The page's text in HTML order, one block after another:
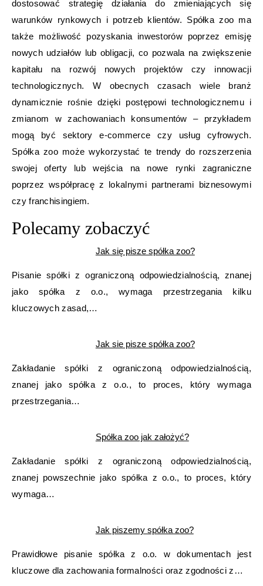
dostosować strategię działania do zmieniających się
warunków rynkowych i potrzeb klientów. Spółka zoo ma
także możliwość pozyskania inwestorów poprzez emisję
nowych udziałów lub obligacji, co pozwala na zwiększenie
kapitału na rozwój nowych projektów czy innowacji
technologicznych. W obecnych czasach wiele branż
dynamicznie rośnie dzięki postępowi technologicznemu i
zmianom w zachowaniach konsumentów – przykładem
mogą być sektory e-commerce czy usług cyfrowych.
Spółka zoo może wykorzystać te trendy do rozszerzenia
swojej oferty lub wejścia na nowe rynki zagraniczne
poprzez współpracę z lokalnymi partnerami biznesowymi
czy franchisingiem.
Polecamy zobaczyć
Jak się pisze spółka zoo?
Pisanie spółki z ograniczoną odpowiedzialnością, znanej
jako spółka z o.o., wymaga przestrzegania kilku
kluczowych zasad,…
Jak sie pisze spółka zoo?
Zakładanie spółki z ograniczoną odpowiedzialnością,
znanej jako spółka z o.o., to proces, który wymaga
przestrzegania…
Spółka zoo jak założyć?
Zakładanie spółki z ograniczoną odpowiedzialnością,
znanej powszechnie jako spółka z o.o., to proces, który
wymaga…
Jak piszemy spółka zoo?
Prawidłowe pisanie spółka z o.o. w dokumentach jest
kluczowe dla zachowania formalności oraz zgodności z…